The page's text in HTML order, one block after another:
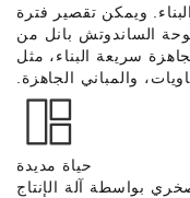
ويمكن تقصير فترة
تعتبر لوحة الساندوتش بانل من
سريعة البناء، مثل
والمباني الجاهزة.
حياة مديدة
بواسطة آلة الإنتاج